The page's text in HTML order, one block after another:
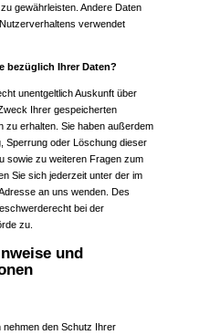
gewährleisten. Andere Daten
verwendet
bezüglich Ihrer Daten?
unentgeltlich Auskunft über
Ihrer gespeicherten
zu erhalten. Sie haben außerdem
Sperrung oder Löschung dieser
sowie zu weiteren Fragen zum
Sie sich jederzeit unter der im
an uns wenden. Des
bei der
zu.
und
nehmen den Schutz Ihrer